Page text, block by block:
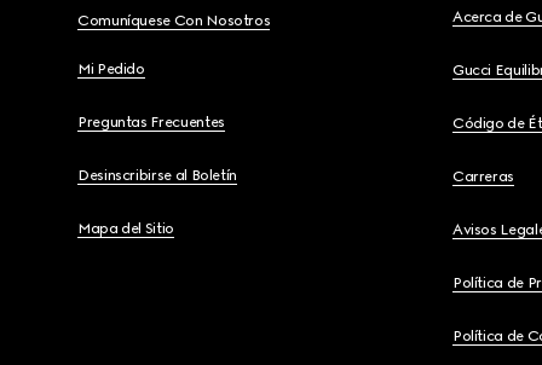
Comuníquese Con Nosotros
Mi Pedido
Preguntas Frecuentes
Desinscribirse al Boletín
Mapa del Sitio
Acerca de
Gucci
Código de
Carreras
Avisos
Política de
Política de